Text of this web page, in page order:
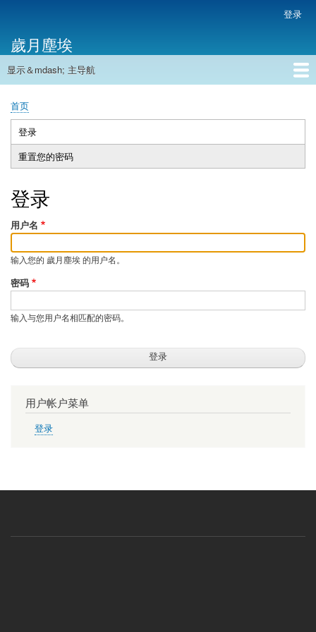
主
内
帐
户
菜
单
登录
歲月塵埃
主
航
显示＆mdash; 主导航
首页
面
包
屑
首页
主
标
登录
动
标
重置您的密码
登录
用户名
输入您的 歲月塵埃 的用户名。
密码
输入与您用户名相匹配的密码。
用户帐户菜单
登录